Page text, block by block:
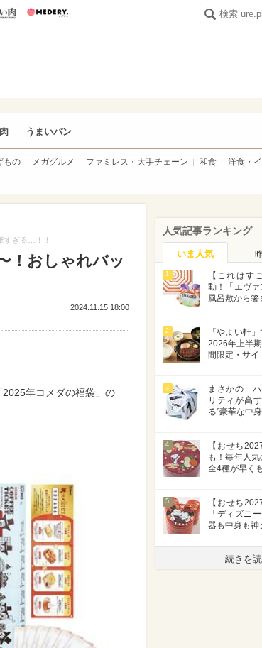
ン うまい肉
うまいパン
もの メガグルメ ファミレス・大手チェーン 和食
洋食・
すぎる…！！
！おしゃれバッ
2024.11.15 18:00
年コメダの福袋」の
人気記事ランキング
いま人気
1
【これはす
動！「エヴァ
風呂敷から箸
2
「やよい軒
2026年上半
間限定・サイ
3
まさかの「
リティが高
る”豪華な中
4
【おせち
も！毎年人気
全4種が早く
5
【おせち
「ディズニ
器も中身も神
続きを